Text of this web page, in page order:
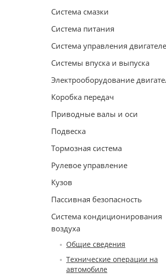
Система смазки
Система питания
Система управления
Системы впуска и выпуска
Электрооборудование
Коробка передач
Приводные валы и оси
Подвеска
Тормозная система
Рулевое управление
Кузов
Пассивная безопасность
Система кондиционирования
воздуха
Общие сведения
Технические операции на
автомобиле